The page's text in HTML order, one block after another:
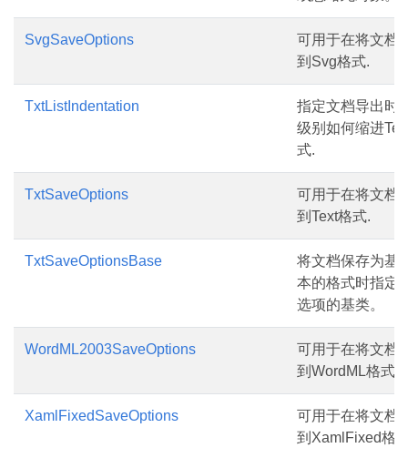
SvgSaveOptions
可用于在将文档
到Svg格式.
TxtListIndentation
指定文档导出时
级别如何缩进
式.
TxtSaveOptions
可用于在将文档
到Text格式.
TxtSaveOptionsBase
将文档保存为基
本的格式时指定
选项的基类。
WordML2003SaveOptions
可用于在将文档
到WordML格式.
XamlFixedSaveOptions
可用于在将文档
到XamlFixed格